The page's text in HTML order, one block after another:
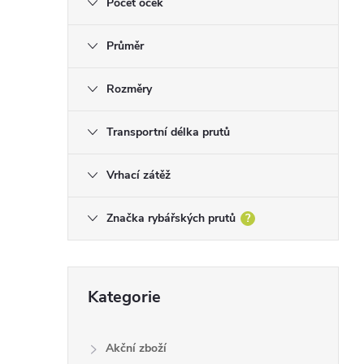
Průměr
Rozměry
Transportní délka prutů
Vrhací zátěž
Značka rybářských prutů ?
kategorie
Kategorie
Akční zboží